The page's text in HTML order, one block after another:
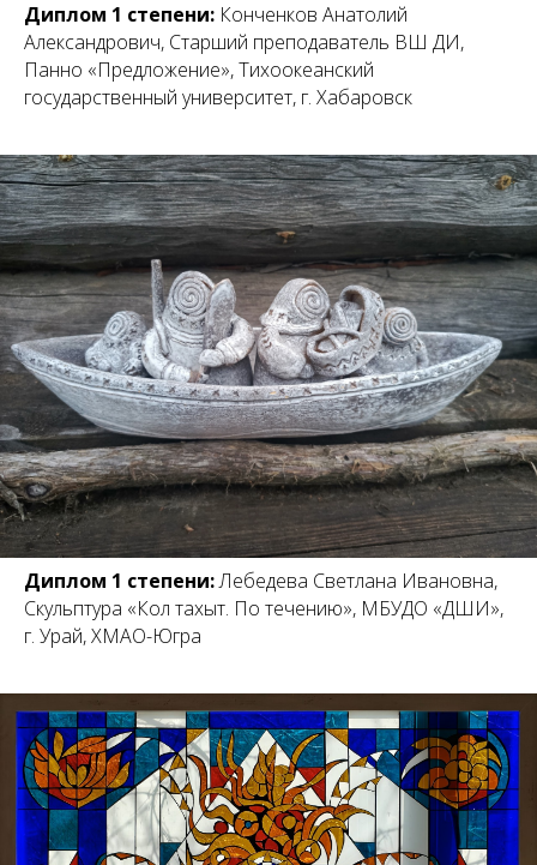
Диплом 1 степени: Конченков Анатолий
Александрович, Старший преподаватель ВШ ДИ,
Панно «Предложение», Тихоокеанский
государственный университет, г. Хабаровск
Диплом 1 степени:Лебедева Светлана Ивановна,
Скульптура «Кол тахыт. По течению», МБУДО «ДШИ»,
г. Урай, ХМАО-Югра